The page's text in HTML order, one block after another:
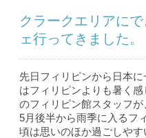
クラークエリアに
ェ行ってきました。
先日フィリピンから日本
はフィリピンよりも暑く
のフィリピン館スタッフが
5月後半から雨季に入るフ
頃は思いのほか過ごしや